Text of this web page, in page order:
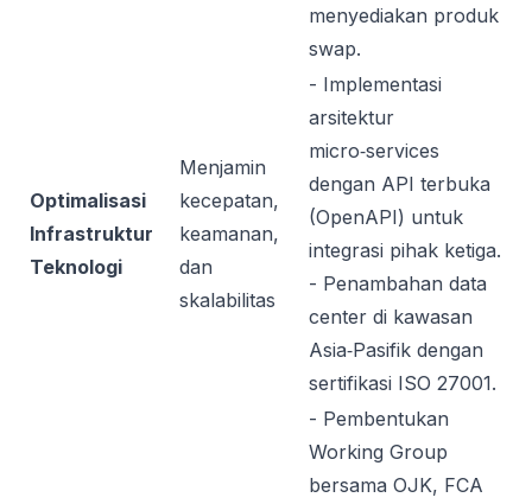
menyediakan produk
swap.
Optimalisasi
Infrastruktur
Teknologi
Menjamin
kecepatan,
keamanan,
dan
skalabilitas
- Implementasi
arsitektur
micro‑services
dengan API terbuka
(OpenAPI) untuk
integrasi pihak ketiga.
- Penambahan data
center di kawasan
Asia‑Pasifik dengan
sertifikasi ISO 27001.
- Pembentukan
Working Group
bersama OJK, FCA